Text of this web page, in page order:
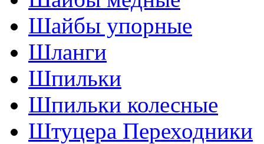
Шайбы упорные
Шланги
Шпильки
Шпильки колесные
Штуцера Переходники